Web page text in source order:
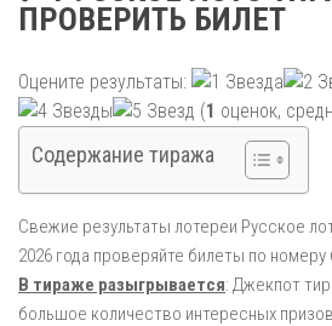
ПРОВЕРИТЬ БИЛЕТ
Оцените результаты:
(1 оценок,
Содержание тиража
Свежие результаты лотереи Русское
2026 года проверяйте билеты по номеру
В тираже разыгрывается: Джекпот
большое количество интересных